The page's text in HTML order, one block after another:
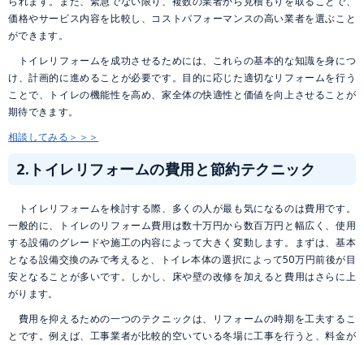
価格やサービス内容を比較し、コストパフォーマンスの高い業者を選ぶこと
ができます。
トイレリフォームを成功させるためには、これらの基本的な知識を身につ
け、計画的に進めることが必要です。目的に応じた適切なリフォームを行う
ことで、トイレの機能性を高め、家全体の快適性と価値を向上させることが
期待できます。
相談してみる＞＞＞
2.トイレリフォームの費用と節約テクニック
トイレリフォームを検討する際、多くの人が最も気になるのは費用です。
一般的に、トイレのリフォーム費用は数十万円から数百万円と幅広く、使用
する設備のグレードや施工の内容によって大きく変動します。まずは、基本
となる設備交換のみで考えると、トイレ本体の選択によって50万円前後が目
安となることが多いです。しかし、床や壁の改修を加えると費用はさらに上
がります。
費用を抑えるための一つのテクニックは、リフォームの時期を工夫するこ
とです。例えば、工事業者が比較的空いている冬場に工事を行うと、料金が